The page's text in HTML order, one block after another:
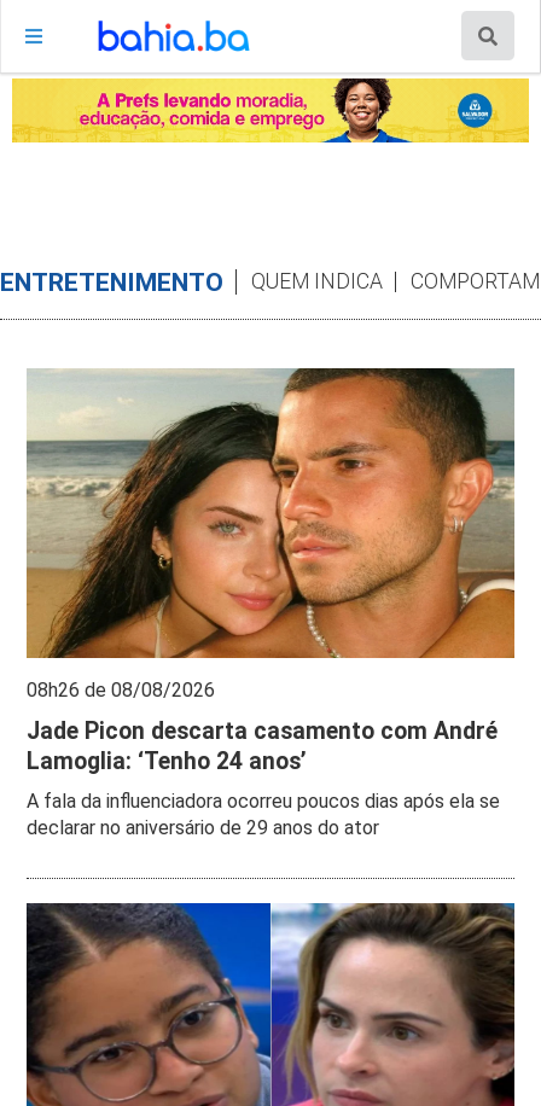
ENTRETENIMENTO QUEM INDICA
08h26 de 08/08/2026
Jade Picon descarta casamento com André
Lamoglia: ‘Tenho 24 anos’
A fala da influenciadora ocorreu poucos dias após ela se
declarar no aniversário de 29 anos do ator